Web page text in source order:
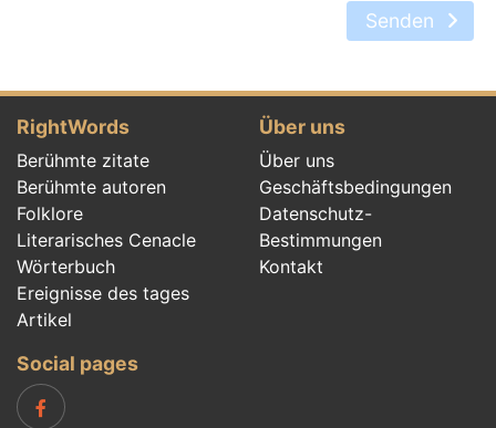
Senden
RightWords
Berühmte zitate
Berühmte autoren
Folklore
Literarisches Cenacle
Wörterbuch
Ereignisse des tages
Artikel
Über uns
Über uns
Geschäftsbedingungen
Datenschutz-
Bestimmungen
Kontakt
Social pages